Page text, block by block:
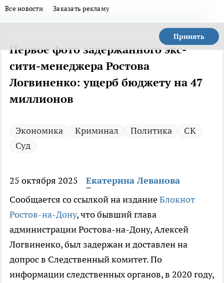
Все новости Заказать рекламу
Принять
Первое фото задержанного экс-
сити-менеджера Ростова
Логвиненко: ущерб бюджету на 47
миллионов
Экономика Криминал Политика
СК
Суд
25 октября 2025
Екатерина Леванова
Сообщается со ссылкой на изданиеБлокнот
Ростов-на-Дону, что бывший глава
администрации Ростова-на-Дону, Алексей
Логвиненко, был задержан и доставлен на
допрос в Следственный комитет. По
информации следственных органов, в 2020 году,